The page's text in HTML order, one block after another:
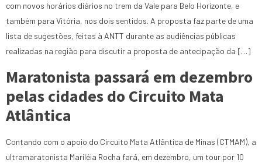
com novos horários diários no trem da Vale para Belo Horizonte, e
também para Vitória, nos dois sentidos. A proposta faz parte de uma
lista de sugestões, feitas à ANTT durante as audiências públicas
realizadas na região para discutir a proposta de antecipação da […]
Maratonista passará em dezembro
pelas cidades do Circuito Mata
Atlântica
Contando com o apoio do Circuito Mata Atlântica de Minas (CTMAM), a
ultramaratonista Mariléia Rocha fará, em dezembro, um tour por 10